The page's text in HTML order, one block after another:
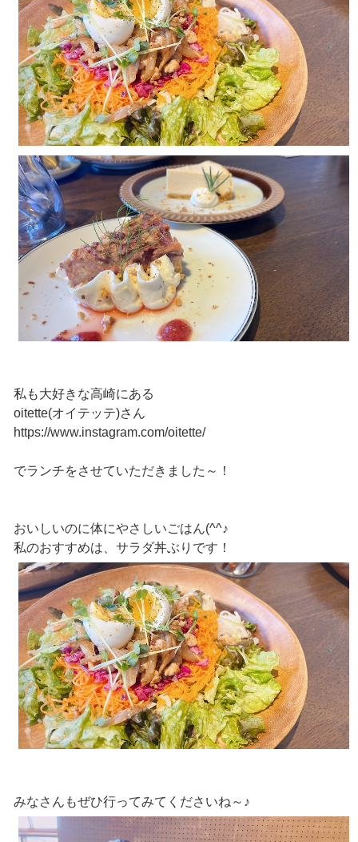
私も大好きな高崎にある
oitette(オイテッテ)さん
https://www.instagram.com/oitette/
でランチをさせていただきました～！
おいしいのに体にやさしいごはん(^^♪
私のおすすめは、サラダ丼ぶりです！
みなさんもぜひ行ってみてくださいね～♪